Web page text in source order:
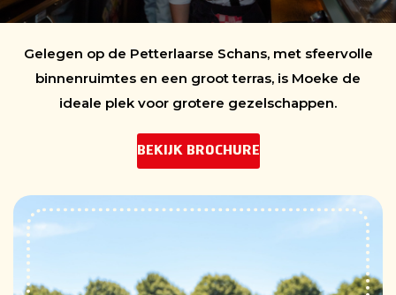
puntjes geregeld is.
Gelegen op de Petterlaarse Schans, met sfeervolle
binnenruimtes en een groot terras, is Moeke de
ideale plek voor grotere gezelschappen.
BEKIJK BROCHURE